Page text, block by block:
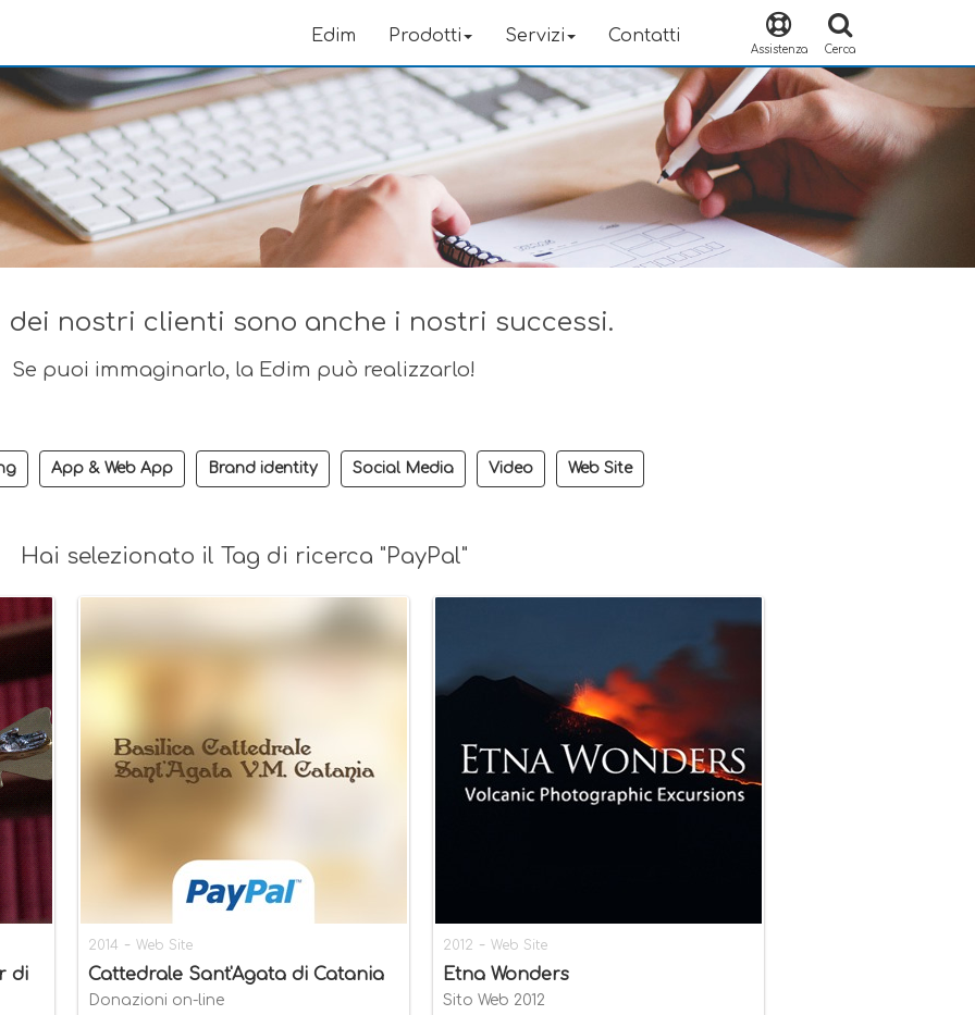
Edim Prodotti Servizi Contatti
Assistenza Cerca
dei nostri clienti sono anche i nostri successi.
Se puoi immaginarlo, la Edim può realizzarlo!
App & Web App Brand identity Social Media Video Web Site
Hai selezionato il Tag di ricerca "PayPal"
di
2014 - Web Site
Cattedrale Sant'Agata di Catania
Donazioni on-line
2012 - Web Site
Etna Wonders
Sito Web 2012